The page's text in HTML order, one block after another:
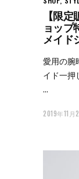
【限
ョップ
メイド
愛用の腕
イド一押
2019年11月